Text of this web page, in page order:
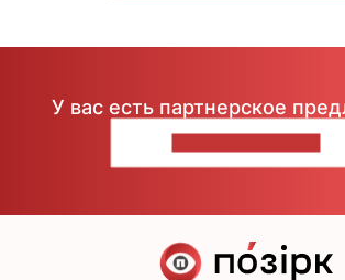
У вас есть партнерское